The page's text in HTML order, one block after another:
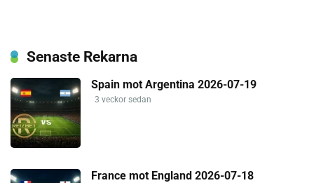
Senaste Rekarna
Spain mot Argentina 2026-07-19
3 veckor sedan
France mot England 2026-07-18